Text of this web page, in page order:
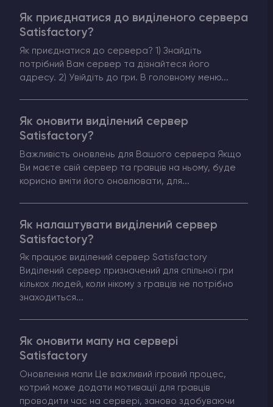
Counter-Strike 2
Ark Survival Evolved
Інші Ігри
Як приєднатися до виділеного сервера
Satisfactory?
Як приєднатися до сервера? 1) Знайдіть
потрібний Вам сервер та дізнайтеся його
адресу. 2) Увійдіть до гри. В головному меню...
Як оновити виділений сервер
Satisfactory?
Важливість оновлень для Вашого сервера Якщо
Ви маєте свій сервер та гравців на ньому, буде
корисно вміти його оновлювати, для...
Як налаштувати виділений сервер
Satisfactory?
Як працює виділений сервер Satisfactory
Виділений сервер призначений для спільної гри
кількох людей, коли нікому з гравців не потрібно
знаходиться...
Як оновити мапу на сервері
Satisfactory
Оновлення мапи Це важливий ігровий процес,
котрий може додати мотивації для гравців
проводити час на сервері, заново здобуваючи